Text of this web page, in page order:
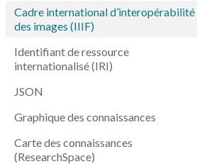
Cadre international d’interopérabilité
des images (IIIF)
Identifiant de ressource
internationalisé (IRI)
JSON
Graphique des connaissances
Carte des connaissances
(ResearchSpace)